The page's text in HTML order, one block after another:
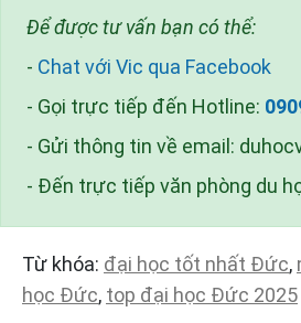
Để được tư vấn bạn có thể:
- Chat với Vic qua Facebook
- Gọi trực tiếp đến Hotline:
- Gửi thông tin về email:
- Đến trực tiếp văn phòng du
Từ khóa: đại học tốt nhất Đức,
học Đức, top đại học Đức 2025